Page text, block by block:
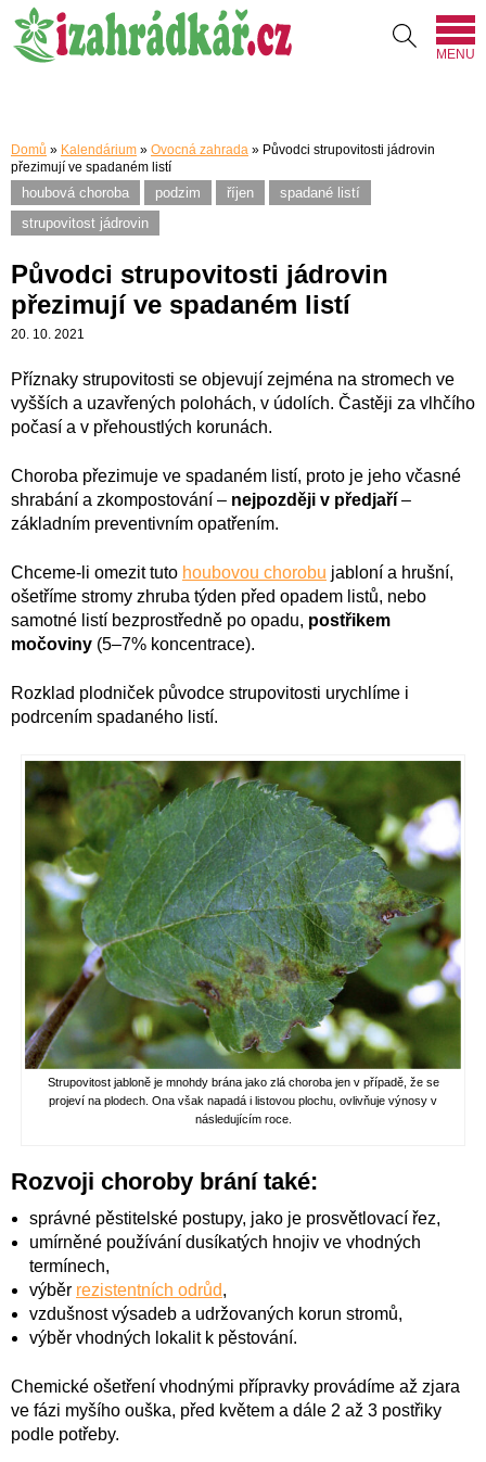
MENU
Domů » Kalendárium » Ovocná zahrada » Původci strupovitosti jádrovin
přezimují ve spadaném listí
houbová choroba podzim říjen
spadané listí
strupovitost jádrovin
Původci strupovitosti jádrovin
přezimují ve spadaném listí
20. 10. 2021
Příznaky strupovitosti se objevují zejména na stromech ve
vyšších a uzavřených polohách, v údolích. Častěji za vlhčího
počasí a v přehoustlých korunách.
Choroba přezimuje ve spadaném listí, proto je jeho včasné
shrabání a zkompostování – nejpozději v předjaří –
základním preventivním opatřením.
Chceme-li omezit tuto houbovou chorobu jabloní a hrušní,
ošetříme stromy zhruba týden před opadem listů, nebo
samotné listí bezprostředně po opadu, postřikem
močoviny (5–7% koncentrace).
Rozklad plodniček původce strupovitosti urychlíme i
podrcením spadaného listí.
Strupovitost jabloně je mnohdy brána jako zlá choroba jen v případě, že se
projeví na plodech. Ona však napadá i listovou plochu, ovlivňuje výnosy v
následujícím roce.
Rozvoji choroby brání také:
správné pěstitelské postupy, jako je prosvětlovací řez,
umírněné používání dusíkatých hnojiv ve vhodných
termínech,
výběr rezistentních odrůd,
vzdušnost výsadeb a udržovaných korun stromů,
výběr vhodných lokalit k pěstování.
Chemické ošetření vhodnými přípravky provádíme až zjara
ve fázi myšího ouška, před květem a dále 2 až 3 postřiky
podle potřeby.